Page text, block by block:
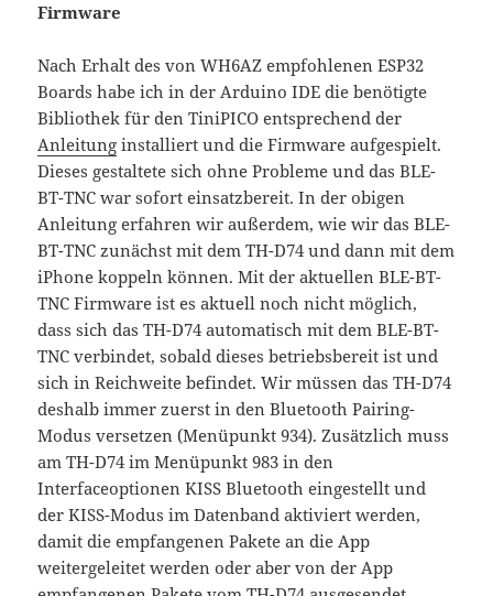
Firmware
Nach Erhalt des von WH6AZ empfohlenen ESP32
Boards habe ich in der Arduino IDE die benötigte
Bibliothek für den TiniPICO entsprechend der
Anleitung installiert und die Firmware aufgespielt.
Dieses gestaltete sich ohne Probleme und das BLE-
BT-TNC war sofort einsatzbereit. In der obigen
Anleitung erfahren wir außerdem, wie wir das BLE-
BT-TNC zunächst mit dem TH-D74 und dann mit dem
iPhone koppeln können. Mit der aktuellen BLE-BT-
TNC Firmware ist es aktuell noch nicht möglich,
dass sich das TH-D74 automatisch mit dem BLE-BT-
TNC verbindet, sobald dieses betriebsbereit ist und
sich in Reichweite befindet. Wir müssen das TH-D74
deshalb immer zuerst in den Bluetooth Pairing-
Modus versetzen (Menüpunkt 934). Zusätzlich muss
am TH-D74 im Menüpunkt 983 in den
Interfaceoptionen KISS Bluetooth eingestellt und
der KISS-Modus im Datenband aktiviert werden,
damit die empfangenen Pakete an die App
weitergeleitet werden oder aber von der App